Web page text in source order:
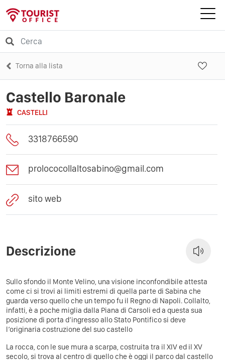
Torna alla lista
Castello Baronale
CASTELLI
3318766590
prolococollaltosabino@gmail.com
sito web
Descrizione
Sullo sfondo il Monte Velino, una visione inconfondibile attesta
come ci si trovi ai limiti estremi di quella parte di Sabina che
guarda verso quello che un tempo fu il Regno di Napoli. Collalto,
infatti, è a poche miglia dalla Piana di Carsoli ed a questa sua
posizione di porta d’ingresso allo Stato Pontifico si deve
l’originaria costruzione del suo castello
La rocca, con le sue mura a scarpa, costruita tra il XIV ed il XV
secolo, si trova al centro di quello che è oggi il parco dal castello